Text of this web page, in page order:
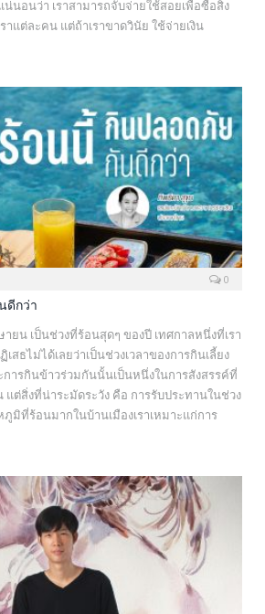
นอนว่า เราสามารถจับจ่ายใช้สอยเพื่อซื้อสิ่ง
าแต่ละคน แต่ถ้าเราขาดวินัย ใช้จ่ายเงิน
0
ดีกว่า
ยน เป็นช่วงที่ร้อนสุดๆ ของปี เทศกาลหนึ่งที่เรา
สธไม่ได้เลยว่าเป็นช่วงเวลาของการกินเลี้ยง
การกินข้าวร่วมกันนั้นเป็นหนึ่งในการสังสรรค์ที่
ต่สิ่งที่น่าระมัดระวัง คือ การรับประทานในช่วง
มิที่ร้อนมากในบ้านเมืองเราเหมาะแก่การ
งอาจรุนแรงมากได้ แล้วแต่บุคคล…